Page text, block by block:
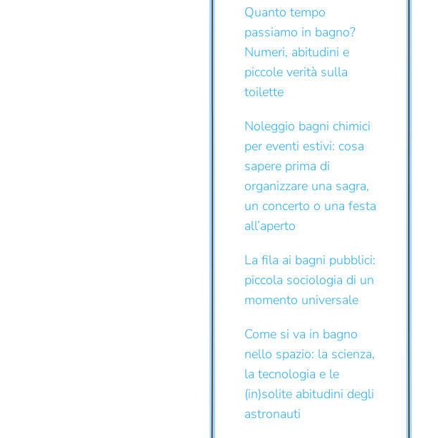
Quanto tempo
passiamo in bagno?
Numeri, abitudini e
piccole verità sulla
toilette
Noleggio bagni chimici
per eventi estivi: cosa
sapere prima di
organizzare una sagra,
un concerto o una festa
all’aperto
La fila ai bagni pubblici:
piccola sociologia di un
momento universale
Come si va in bagno
nello spazio: la scienza,
la tecnologia e le
(in)solite abitudini degli
astronauti